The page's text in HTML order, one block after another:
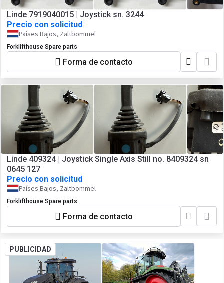
Linde 7919040015 | Joystick sn. 3244
Precio con solicitud
Países Bajos, Zaltbommel
Forklifthouse Spare parts
Forma de contacto
Linde 409324 | Joystick Single Axis Still no. 8409324 sn
0645 127
Precio con solicitud
Países Bajos, Zaltbommel
Forklifthouse Spare parts
Forma de contacto
PUBLICIDAD